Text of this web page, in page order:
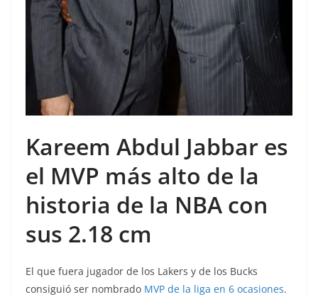
Kareem Abdul Jabbar es
el MVP más alto de la
historia de la NBA con
sus 2.18 cm
El que fuera jugador de los Lakers y de los Bucks
consiguió ser nombrado MVP de la liga en 6 ocasiones.